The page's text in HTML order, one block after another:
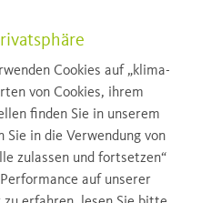
Cookies auf „klima-
von Cookies, ihrem
finden Sie in unserem
in die Verwendung von
zulassen und fortsetzen“
auf unserer